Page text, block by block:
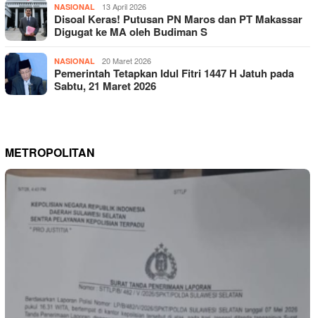
NASIONAL 13 April 2026
Disoal Keras! Putusan PN Maros dan PT Makassar
Digugat ke MA oleh Budiman S
NASIONAL 20 Maret 2026
Pemerintah Tetapkan Idul Fitri 1447 H Jatuh pada
Sabtu, 21 Maret 2026
METROPOLITAN